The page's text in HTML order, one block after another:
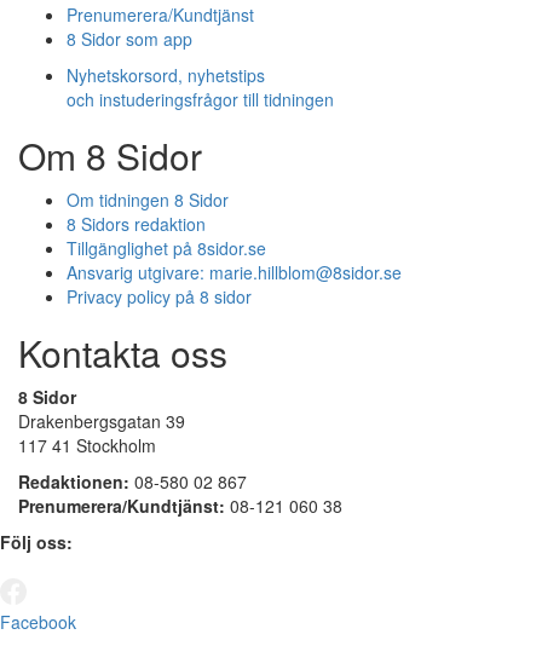
Prenumerera/Kundtjänst
8 Sidor som app
Nyhetskorsord, nyhetstips
och instuderingsfrågor till tidningen
Om 8 Sidor
Om tidningen 8 Sidor
8 Sidors redaktion
Tillgänglighet på 8sidor.se
Ansvarig utgivare: marie.hillblom@8sidor.se
Privacy policy på 8 sidor
Kontakta oss
8 Sidor
Drakenbergsgatan 39
117 41 Stockholm
Redaktionen: 08-580 02 867
Prenumerera/Kundtjänst: 08-121 060 38
Följ oss:
Facebook